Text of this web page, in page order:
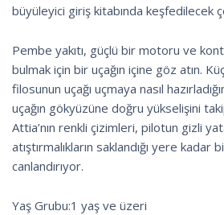
büyüleyici giriş kitabında keşfedilecek
Pembe yakıtı, güçlü bir motoru ve
bulmak için bir uçağın içine göz atın.
filosunun uçağı uçmaya nasıl
uçağın gökyüzüne doğru yükselişini
Attia’nın renkli çizimleri, pilotun gizli
atıştırmalıkların saklandığı yere kadar
canlandırıyor.
Yaş Grubu:1 yaş ve üzeri